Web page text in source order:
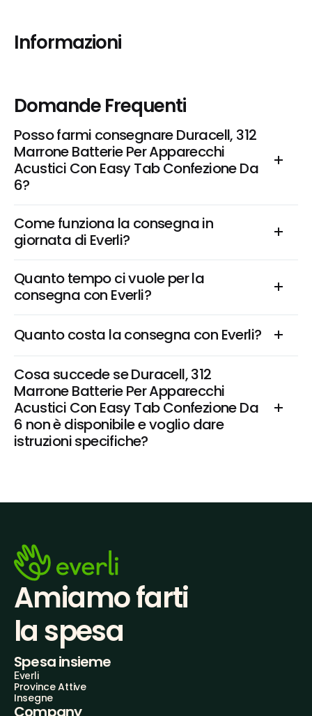
Informazioni
Domande Frequenti
Posso farmi consegnare Duracell, 312
Marrone Batterie Per Apparecchi
Acustici Con Easy Tab Confezione Da
6?
Come funziona la consegna in
giornata di Everli?
Quanto tempo ci vuole per la
consegna con Everli?
Quanto costa la consegna con Everli?
Cosa succede se Duracell, 312
Marrone Batterie Per Apparecchi
Acustici Con Easy Tab Confezione Da
6 non è disponibile e voglio dare
istruzioni specifiche?
Amiamo farti
la spesa
Spesa insieme
Everli
Province Attive
Insegne
Company